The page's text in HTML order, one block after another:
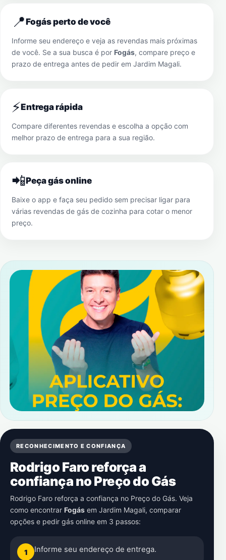
📍Fogás perto de você
Informe seu endereço e veja as revendas mais próximas
de você. Se a sua busca é por Fogás, compare preço e
prazo de entrega antes de pedir em Jardim Magali.
⚡Entrega rápida
Compare diferentes revendas e escolha a opção com
melhor prazo de entrega para a sua região.
📲Peça gás online
Baixe o app e faça seu pedido sem precisar ligar para
várias revendas de gás de cozinha para cotar o menor
preço.
RECONHECIMENTO E CONFIANÇA
Rodrigo Faro reforça a
confiança no Preço do Gás
Rodrigo Faro reforça a confiança no Preço do Gás. Veja
como encontrar Fogás em Jardim Magali, comparar
opções e pedir gás online em 3 passos:
1 Informe seu endereço de entrega.